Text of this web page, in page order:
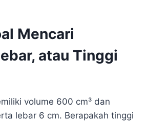
Mencari
atau Tinggi
volume 600 cm³ dan
lebar 6 cm. Berapakah tinggi